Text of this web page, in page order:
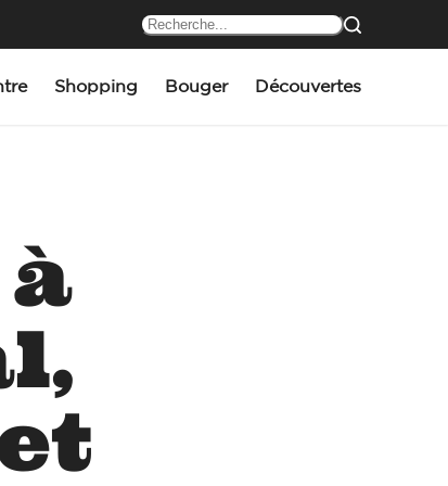
Shopping Bouger Découvertes